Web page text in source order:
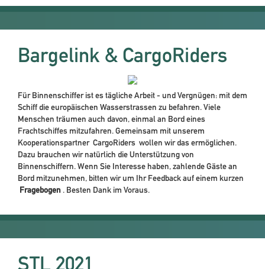
Bargelink & CargoRiders
Für Binnenschiffer ist es tägliche Arbeit - und Vergnügen: mit dem
Schiff die europäischen Wasserstrassen zu befahren. Viele
Menschen träumen auch davon, einmal an Bord eines
Frachtschiffes mitzufahren. Gemeinsam mit unserem
Kooperationspartner CargoRiders wollen wir das ermöglichen.
Dazu brauchen wir natürlich die Unterstützung von
Binnenschiffern. Wenn Sie Interesse haben, zahlende Gäste an
Bord mitzunehmen, bitten wir um Ihr Feedback auf einem kurzen
Fragebogen . Besten Dank im Voraus.